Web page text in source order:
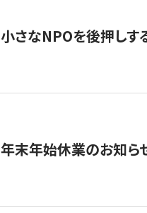
小さなNPOを後押しす
年末年始休業のお知ら